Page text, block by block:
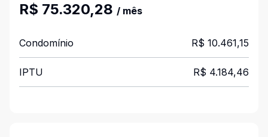
R$ 75.320,28 / mês
Condomínio R$ 10.461,15
IPTU R$ 4.184,46